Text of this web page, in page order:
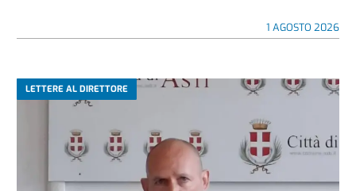
1 AGOSTO 2026
LETTERE AL DIRETTORE